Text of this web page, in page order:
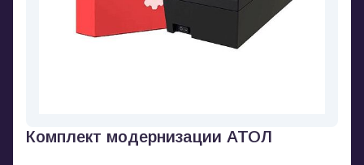
Комплект модернизации АТОЛ